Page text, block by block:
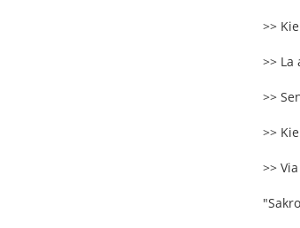
>>
>> La
>>
>>
>>